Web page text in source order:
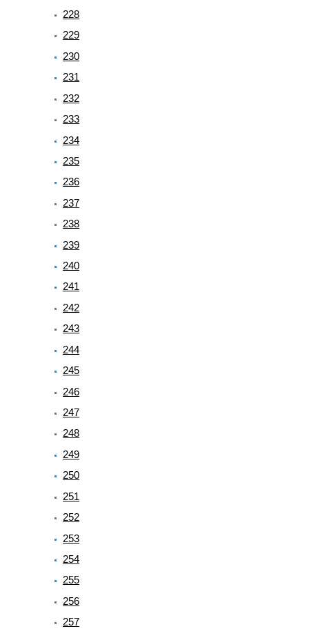
228
229
230
231
232
233
234
235
236
237
238
239
240
241
242
243
244
245
246
247
248
249
250
251
252
253
254
255
256
257